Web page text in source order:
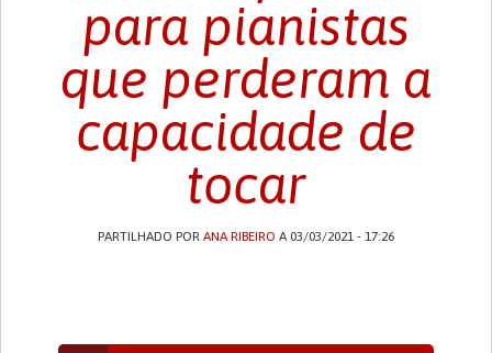
para pianistas
que perderam a
capacidade de
tocar
PARTILHADO POR ANA RIBEIRO A 03/03/2021 - 17:26